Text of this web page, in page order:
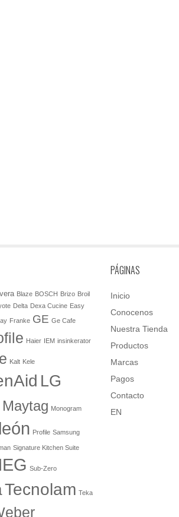
Blaze BOSCH Brizo Broil
Delta Dexa Cucine Easy
Franke GE Ge Cafe
Haier IEM insinkerator
Kalt Kele
LG
Maytag Monogram
Profile Samsung
Signature Kitchen Suite
Sub-Zero
Tecnolam Teka
PÁGINAS
Inicio
Conocenos
Nuestra Tienda
Productos
Marcas
Pagos
Contacto
EN